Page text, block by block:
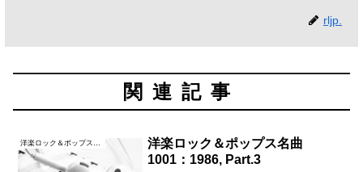
rljp.
関連記事
洋楽ロック＆ポップス名曲
1001：1986, Part.3